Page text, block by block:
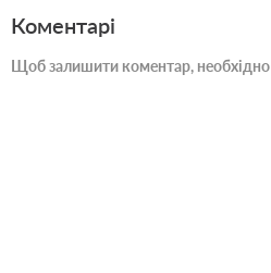
Коментарі
Щоб залишити коментар, необхідно